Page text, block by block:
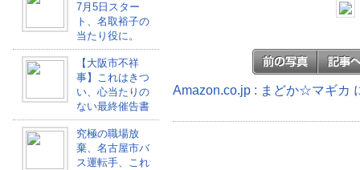
7月5日スター
ト、名取裕子の
当たり役に。
【大阪市不祥
事】これはきつ
い、心当たりの
ない最終催告書
究極の職場放
棄、名古屋市バ
ス運転手、これ
Amazon.co.jp : まどか☆マギカ